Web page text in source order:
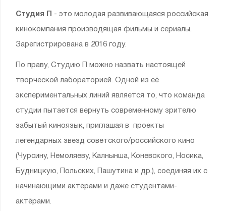
Студия П - это молодая развивающаяся российская
кинокомпания производящая фильмы и сериалы.
Зарегистрирована в 2016 году.
По праву, Студию П можно назвать настоящей
творческой лабораторией. Одной из её
экспериментальных линий является то, что команда
студии пытается вернуть современному зрителю
забытый киноязык, приглашая в проекты
легендарных звезд советского/российского кино
(Чурсину, Немоляеву, Калнынша, Коневского, Носика,
Будницкую, Польских, Пашутина и др.), соединяя их с
начинающими актёрами и даже студентами-
актёрами.